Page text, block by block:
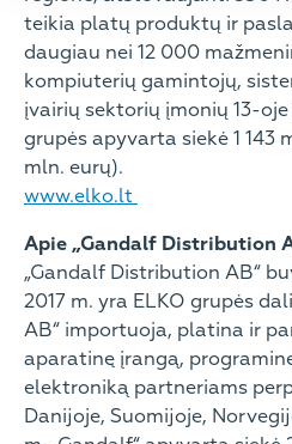
teikia platų produktų ir
daugiau nei 12 000
kompiuterių gamintojų,
įvairių sektorių įmonių 13-
grupės apyvarta siekė 1 143
mln. eurų).
www.elko.lt
Apie „Gandalf Distribution
„Gandalf Distribution AB“
2017 m. yra ELKO grupės
AB“ importuoja, platina ir
aparatinę įrangą,
elektroniką partneriams
Danijoje, Suomijoje,